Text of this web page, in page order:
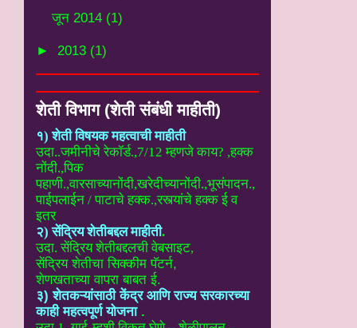
जून 2014 (1)
► 2013 (1)
शेती विभाग (शेती संबंधी माहीती)
१) शेती विषयक महत्वाची माहीती
उदा..जमीनीचे रेकॉर्ड.,7/12 म्हणजे काय? ,हक्क
नोंदी.,पिक
पहाणी.,वारसाच्यानोंदी,खरेदीच्यानोंदी.,भूसंपादन.,
पाईपलाईन / पाटाचे हक्क.,रस्त्यांचे हक्क ईव
इतर
२) सेंद्रिय शेतीबद्दल माहीती.
उदा. सेंद्रिय शेतीबद्दलची वेबसाइट,
सेंद्रिय शेतीचा सिक्कीम पॅटर्न,
शेणखताच्या वापरा बाबत ई.
३) शेतकऱ्यांसाठी केंद्र आणि राज्य सरकारच्या
काही महत्वपूर्ण योजना.